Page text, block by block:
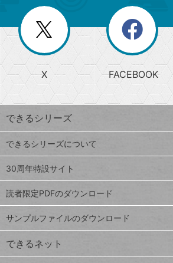
じ
る
search
検
索
上
昇
ワ
ー
ド
Google
スプレ
ッドシ
ート
iPhone
VLOOKUP
閉
じ
る
ー
か
ら
探
す
ト
ッ
プ
ペ
ジ
連載
X FACEBOOK
できるシリーズ
できるシリーズについて
30周年特設サイト
読者限定PDFのダウンロード
サンプルファイルのダウンロード
できるネット